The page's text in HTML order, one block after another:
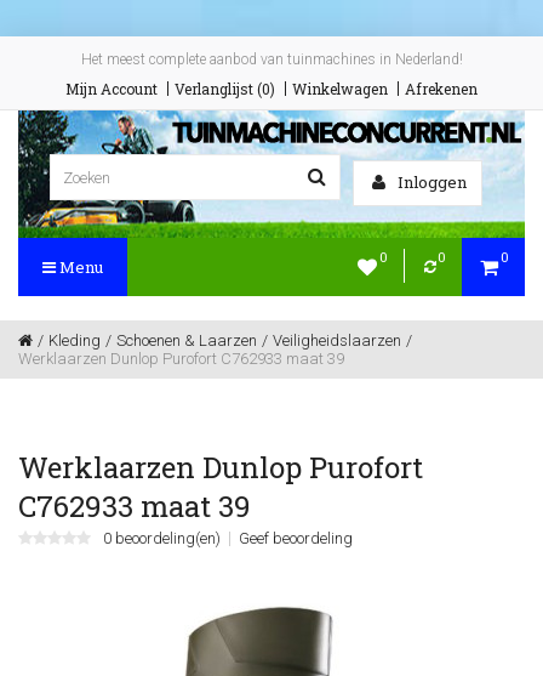
Het meest complete aanbod van tuinmachines in Nederland!
Mijn Account Verlanglijst (0) Winkelwagen Afrekenen
Inloggen
0 0 0
Menu
Kleding Schoenen & Laarzen
Veiligheidslaarzen
Werklaarzen Dunlop Purofort C762933 maat 39
Werklaarzen Dunlop Purofort
C762933 maat 39
0 beoordeling(en) Geef beoordeling